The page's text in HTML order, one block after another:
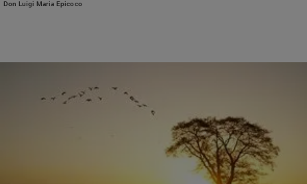
Don Luigi Maria Epicoco